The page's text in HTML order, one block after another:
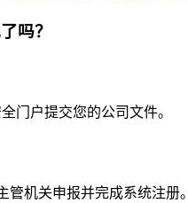
吗？
门户提交您的公司文件。
管机关申报并完成系统注册。